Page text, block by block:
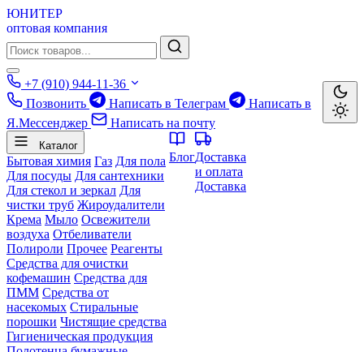
ЮНИТЕР
оптовая компания
+7 (910) 944-11-36
Позвонить
Написать в Телеграм
Написать в
Я.Мессенджер
Написать на почту
Каталог
Бытовая химия Газ Для пола
Для посуды Для сантехники
Для стекол и зеркал Для
чистки труб Жироудалители
Крема Мыло Освежители
воздуха Отбеливатели
Полироли Прочее Реагенты
Средства для очистки
кофемашин Средства для
ПММ Средства от
насекомых Стиральные
порошки Чистящие средства
Гигиеническая продукция
БлогДоставка
и оплата
Доставка